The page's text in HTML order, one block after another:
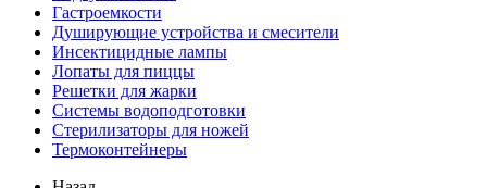
Гастроемкости
Душирующие устройства и смесители
Инсектицидные лампы
Лопаты для пиццы
Решетки для жарки
Системы водоподготовки
Стерилизаторы для ножей
Термоконтейнеры